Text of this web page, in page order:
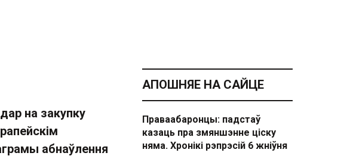
на закупку
абнаўлення
АПОШНЯЕ НА САЙЦЕ
Праваабаронцы: падстаў
казаць пра змяншэнне ціску
няма. Хронікі рэпрэсій 6 жніўня